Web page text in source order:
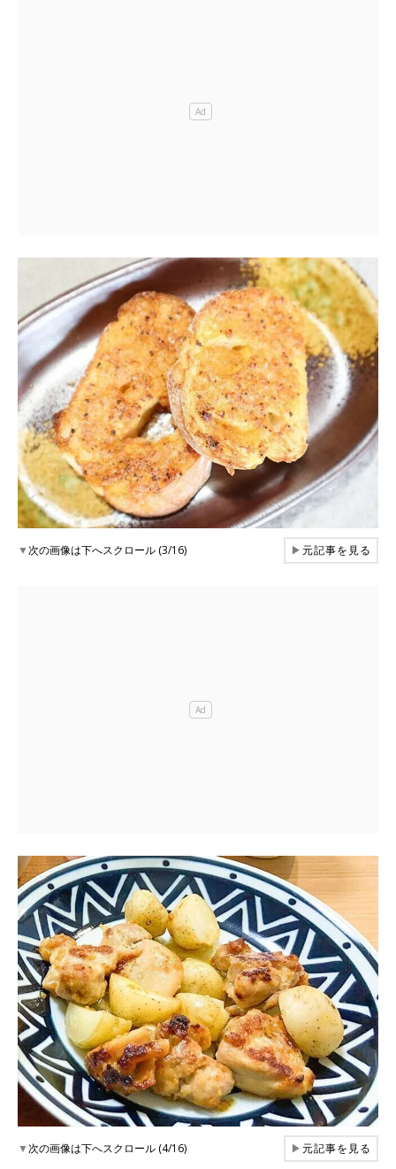
▼次の画像は下へスクロール (3/16) ▶元記事を見る
▼次の画像は下へスクロール (4/16) ▶元記事を見る